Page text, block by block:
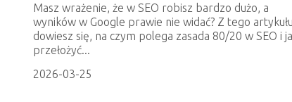
Masz wrażenie, że w SEO robisz bardzo dużo, a
wyników w Google prawie nie widać? Z tego
dowiesz się, na czym polega zasada 80/20 w SEO i
przełożyć...
2026-03-25